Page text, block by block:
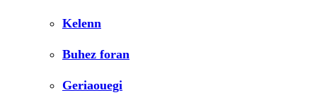
Kelenn
Buhez foran
Geriaouegi